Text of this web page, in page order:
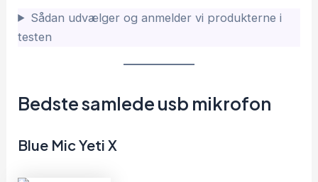
Sådan udvælger og anmelder vi produkterne i
testen
Bedste samlede usb mikrofon
Blue Mic Yeti X